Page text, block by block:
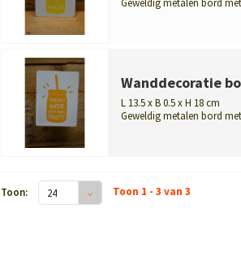
Geweldig metalen bord
Wanddecoratie
L 13.5 x B 0.5 x H 18 cm
Geweldig metalen bord
Toon: 24 Toon 1 - 3 van 3